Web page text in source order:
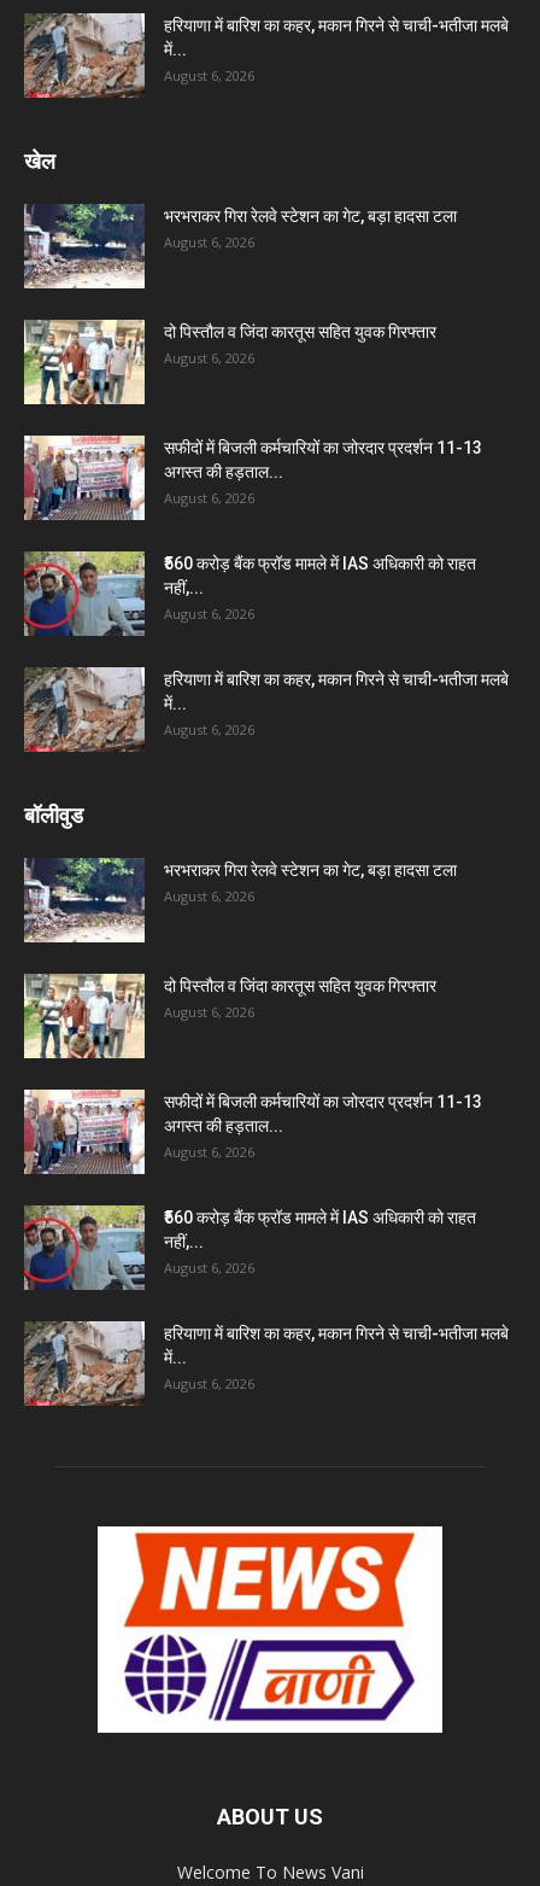
हरियाणा में बारिश का कहर, मकान गिरने से चाची-भतीजा मलबे
में...
August 6, 2026
खेल
भरभराकर गिरा रेलवे स्टेशन का गेट, बड़ा हादसा टला
August 6, 2026
दो पिस्तौल व जिंदा कारतूस सहित युवक गिरफ्तार
August 6, 2026
सफीदों में बिजली कर्मचारियों का जोरदार प्रदर्शन 11-13
अगस्त की हड़ताल...
August 6, 2026
₹560 करोड़ बैंक फ्रॉड मामले में IAS अधिकारी को राहत
नहीं,...
August 6, 2026
हरियाणा में बारिश का कहर, मकान गिरने से चाची-भतीजा मलबे
में...
August 6, 2026
बॉलीवुड
भरभराकर गिरा रेलवे स्टेशन का गेट, बड़ा हादसा टला
August 6, 2026
दो पिस्तौल व जिंदा कारतूस सहित युवक गिरफ्तार
August 6, 2026
सफीदों में बिजली कर्मचारियों का जोरदार प्रदर्शन 11-13
अगस्त की हड़ताल...
August 6, 2026
₹560 करोड़ बैंक फ्रॉड मामले में IAS अधिकारी को राहत
नहीं,...
August 6, 2026
हरियाणा में बारिश का कहर, मकान गिरने से चाची-भतीजा मलबे
में...
August 6, 2026
ABOUT US
Welcome To News Vani